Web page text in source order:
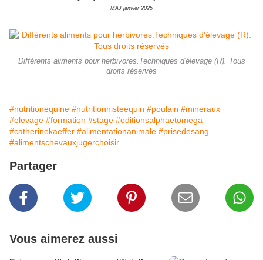
MAJ janvier 2025
Différents aliments pour herbivores.Techniques d'élevage (R). Tous
droits réservés
#nutritionequine #nutritionnisteequin #poulain #mineraux
#elevage #formation #stage #editionsalphaetomega
#catherinekaeffer #alimentationanimale #prisedesang
#alimentschevauxjugerchoisir
Partager
Vous aimerez aussi